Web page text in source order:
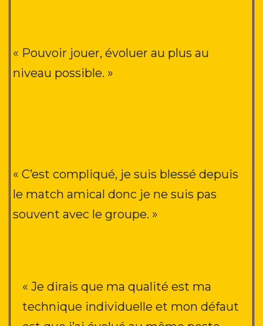
« Pouvoir jouer, évoluer au plus au
niveau possible. »
« C’est compliqué, je suis blessé depuis
le match amical donc je ne suis pas
souvent avec le groupe. »
« Je dirais que ma qualité est ma
technique individuelle et mon défaut